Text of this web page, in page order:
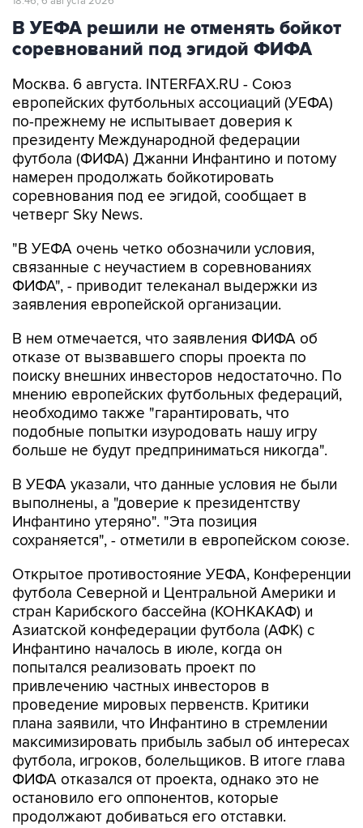
В УЕФА решили не отменять бойкот
соревнований под эгидой ФИФА
Москва. 6 августа. INTERFAX.RU - Союз
европейских футбольных ассоциаций (УЕФА)
по-прежнему не испытывает доверия к
президенту Международной федерации
футбола (ФИФА) Джанни Инфантино и потому
намерен продолжать бойкотировать
соревнования под ее эгидой, сообщает в
четверг Sky News.
"В УЕФА очень четко обозначили условия,
связанные с неучастием в соревнованиях
ФИФА", - приводит телеканал выдержки из
заявления европейской организации.
В нем отмечается, что заявления ФИФА об
отказе от вызвавшего споры проекта по
поиску внешних инвесторов недостаточно. По
мнению европейских футбольных федераций,
необходимо также "гарантировать, что
подобные попытки изуродовать нашу игру
больше не будут предприниматься никогда".
В УЕФА указали, что данные условия не были
выполнены, а "доверие к президентству
Инфантино утеряно". "Эта позиция
сохраняется", - отметили в европейском союзе.
Открытое противостояние УЕФА, Конференции
футбола Северной и Центральной Америки и
стран Карибского бассейна (КОНКАКАФ) и
Азиатской конфедерации футбола (АФК) с
Инфантино началось в июле, когда он
попытался реализовать проект по
привлечению частных инвесторов в
проведение мировых первенств. Критики
плана заявили, что Инфантино в стремлении
максимизировать прибыль забыл об интересах
футбола, игроков, болельщиков. В итоге глава
ФИФА отказался от проекта, однако это не
остановило его оппонентов, которые
продолжают добиваться его отставки.